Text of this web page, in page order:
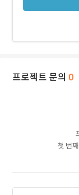
프로젝트 문의 0
첫 번